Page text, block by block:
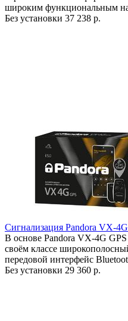
широким функциональным
Без установки 37 238 р.
Сигнализация Pandora VX-
В основе Pandora VX-4G
своём классе
передовой интерфейс
Без установки 29 360 р.